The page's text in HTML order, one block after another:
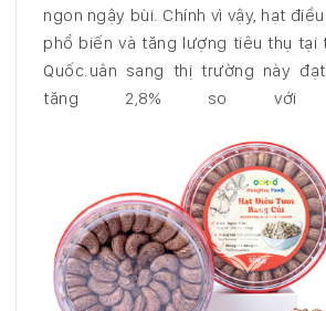
ngon ngậy bùi. Chính vì vậy, hạt
phổ biến và tăng lượng tiêu thụ tại
Quốc.uân sang thị trường này đạt
tăng 2,8% so với